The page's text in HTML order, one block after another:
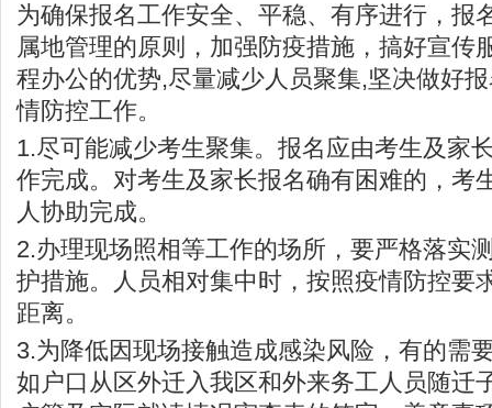
为确保报名工作安全、平稳、有序进行，报
属地管理的原则，加强防疫措施，搞好宣传
程办公的优势,尽量减少人员聚集,坚决做好
情防控工作。
1.尽可能减少考生聚集。报名应由考生及家
作完成。对考生及家长报名确有困难的，考
人协助完成。
2.办理现场照相等工作的场所，要严格落实
护措施。人员相对集中时，按照疫情防控要
距离。
3.为降低因现场接触造成感染风险，有的需
如户口从区外迁入我区和外来务工人员随迁